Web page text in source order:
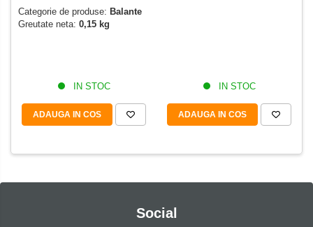
Categorie de produse: Balante
Greutate neta: 0,15 kg
IN STOC
ADAUGA IN COS
IN STOC
ADAUGA IN COS
Social